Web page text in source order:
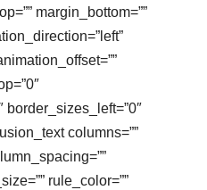
margin_bottom=””
border_sizes_left=”0″
columns=””
rule_color=””